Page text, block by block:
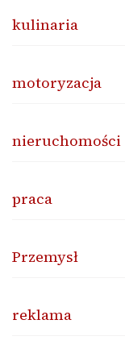
kulinaria
motoryzacja
nieruchomości
praca
Przemysł
reklama